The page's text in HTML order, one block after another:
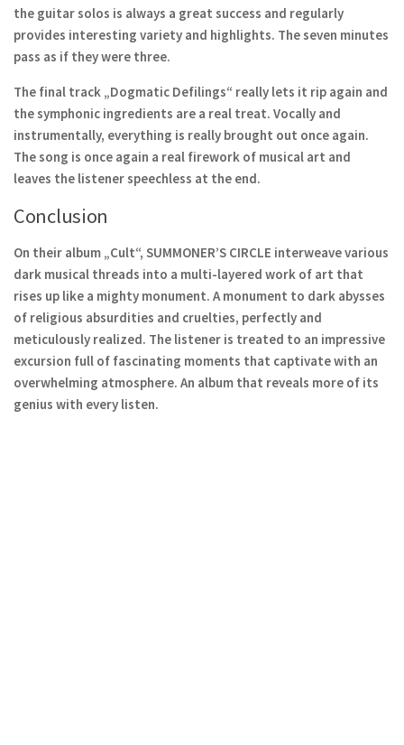
the guitar solos is always a great success and regularly
provides interesting variety and highlights. The seven minutes
pass as if they were three.
The final track „Dogmatic Defilings“ really lets it rip again and
the symphonic ingredients are a real treat. Vocally and
instrumentally, everything is really brought out once again.
The song is once again a real firework of musical art and
leaves the listener speechless at the end.
Conclusion
On their album „Cult“, SUMMONER’S CIRCLE interweave various
dark musical threads into a multi-layered work of art that
rises up like a mighty monument. A monument to dark abysses
of religious absurdities and cruelties, perfectly and
meticulously realized. The listener is treated to an impressive
excursion full of fascinating moments that captivate with an
overwhelming atmosphere. An album that reveals more of its
genius with every listen.